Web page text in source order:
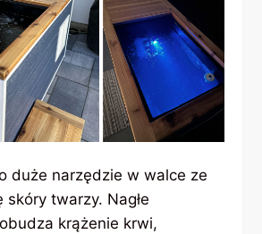
duże narzędzie w walce ze
skóry twarzy. Nagłe
krążenie krwi,